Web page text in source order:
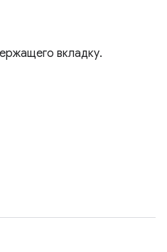
вкладку.